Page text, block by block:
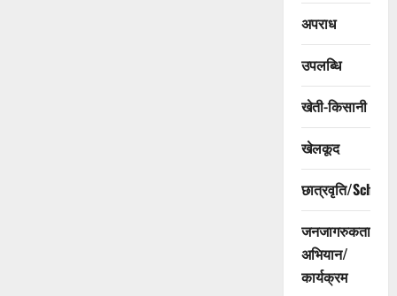
अपराध
उपलब्धि
खेती-किसानी
खेलकूद
छात्रवृति/
जनजागरुकता
अभियान/
कार्यक्रम